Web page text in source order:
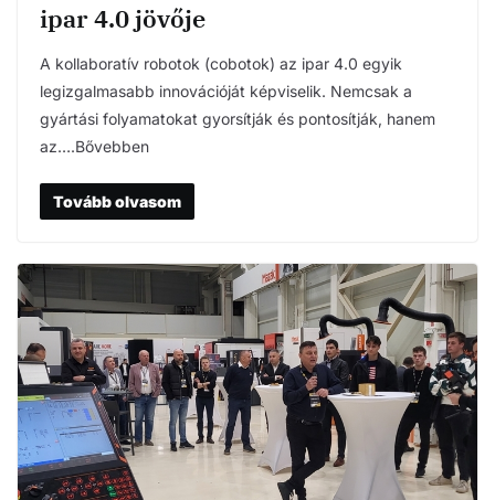
ipar 4.0 jövője
A kollaboratív robotok (cobotok) az ipar 4.0 egyik
legizgalmasabb innovációját képviselik. Nemcsak a
gyártási folyamatokat gyorsítják és pontosítják, hanem
az….Bővebben
Tovább olvasom